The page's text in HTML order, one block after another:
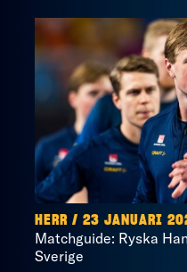
HERR / 23 JANUARI
Matchguide: Ryska
Sverige